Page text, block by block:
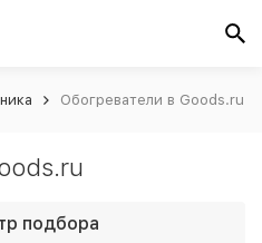
Обогреватели в Goods.ru
подбора